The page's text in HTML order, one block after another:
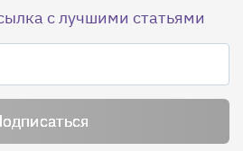
с лучшими статьями